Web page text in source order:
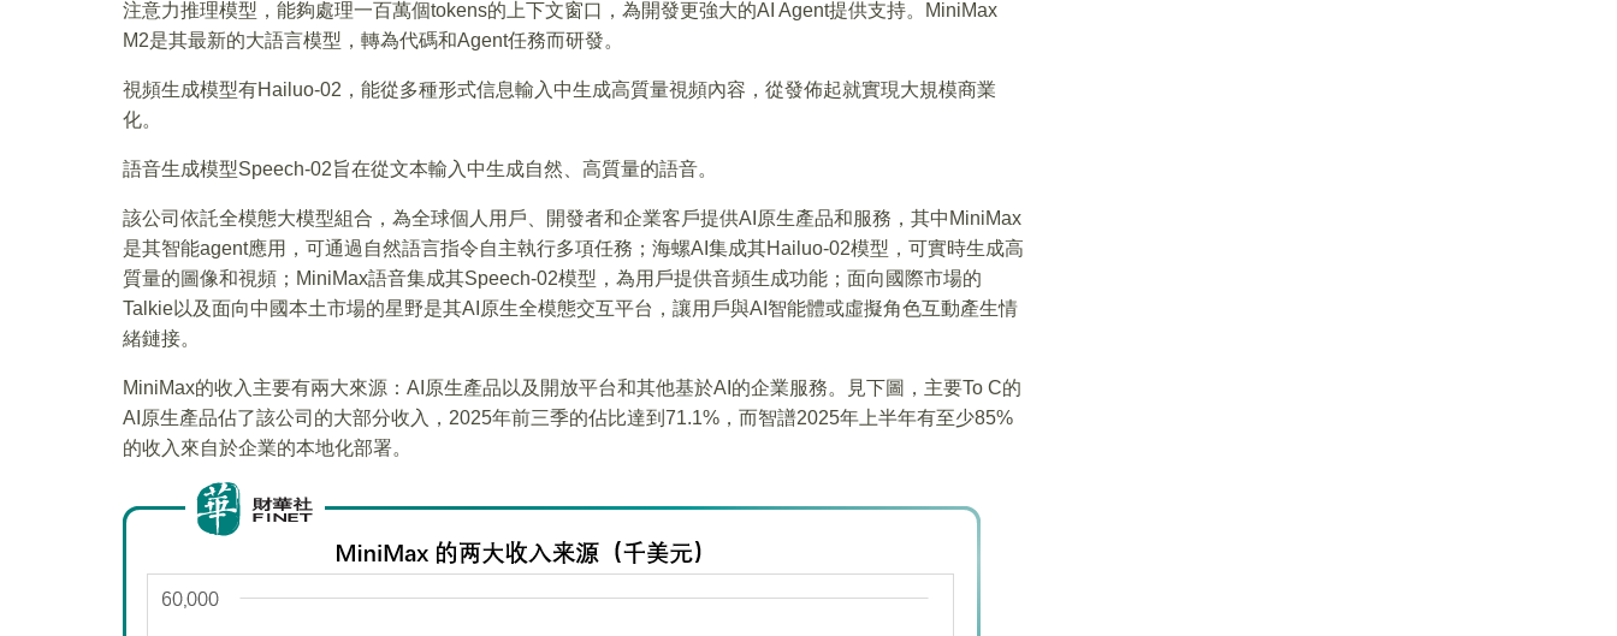
注意力推理模型，能夠處理一百萬個tokens的上下文窗口，為開發更強大的AI Agent提供支持。MiniMax
M2是其最新的大語言模型，轉為代碼和Agent任務而研發。
視頻生成模型有Hailuo-02，能從多種形式信息輸入中生成高質量視頻內容，從發佈起就實現大規模商業
化。
語音生成模型Speech-02旨在從文本輸入中生成自然、高質量的語音。
該公司依託全模態大模型組合，為全球個人用戶、開發者和企業客戶提供AI原生產品和服務，其中MiniMax
是其智能agent應用，可通過自然語言指令自主執行多項任務；海螺AI集成其Hailuo-02模型，可實時生成高
質量的圖像和視頻；MiniMax語音集成其Speech-02模型，為用戶提供音頻生成功能；面向國際市場的
Talkie以及面向中國本土市場的星野是其AI原生全模態交互平台，讓用戶與AI智能體或虛擬角色互動產生情
緒鏈接。
MiniMax的收入主要有兩大來源：AI原生產品以及開放平台和其他基於AI的企業服務。見下圖，主要To C的
AI原生產品佔了該公司的大部分收入，2025年前三季的佔比達到71.1%，而智譜2025年上半年有至少85%
的收入來自於企業的本地化部署。